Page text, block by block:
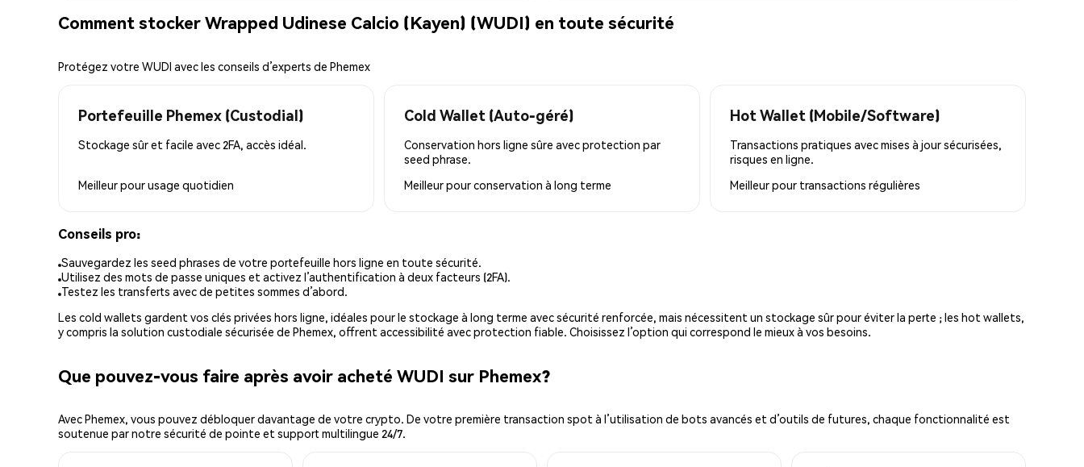
Comment stocker Wrapped Udinese Calcio (Kayen) (WUDI) en toute sécurité
Protégez votre WUDI avec les conseils d’experts de Phemex
Portefeuille Phemex (Custodial)
Stockage sûr et facile avec 2FA, accès idéal.
Meilleur pourusage quotidien
Cold Wallet (Auto-géré)
Conservation hors ligne sûre avec protection par
seed phrase.
Meilleur pourconservation à long terme
Hot Wallet (Mobile/Software)
Transactions pratiques avec mises à jour sécurisées,
risques en ligne.
Meilleur pour transactions régulières
Conseils pro:
Sauvegardez les seed phrases de votre portefeuille hors ligne en toute sécurité.
Utilisez des mots de passe uniques et activez l’authentification à deux facteurs (2FA).
Testez les transferts avec de petites sommes d’abord.
Les cold wallets gardent vos clés privées hors ligne, idéales pour le stockage à long terme avec sécurité renforcée, mais nécessitent un stockage sûr pour éviter la perte ; les hot wallets,
y compris la solution custodiale sécurisée de Phemex, offrent accessibilité avec protection fiable. Choisissez l’option qui correspond le mieux à vos besoins.
Que pouvez-vous faire après avoir acheté WUDI sur Phemex?
Avec Phemex, vous pouvez débloquer davantage de votre crypto. De votre première transaction spot à l’utilisation de bots avancés et d’outils de futures, chaque fonctionnalité est
soutenue par notre sécurité de pointe et support multilingue 24/7.